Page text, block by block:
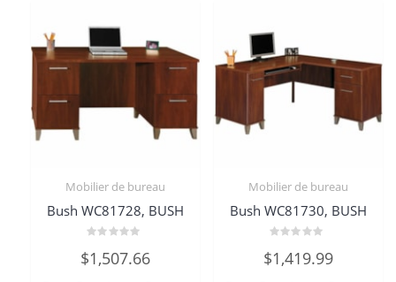
Mobilier de bureau
Bush WC81728, BUSH
0
sur
$1,507.66
Mobilier de bureau
Bush WC81730, BUSH
0
sur
$1,419.99